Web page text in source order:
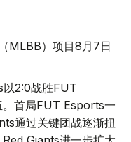
MLBB）项目8月7日
2:0战胜FUT
首局FUT Esports一
通过关键团战逐渐扭